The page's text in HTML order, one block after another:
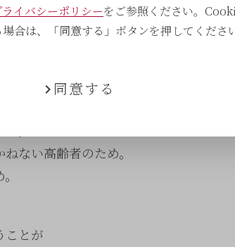
うか。
のため。
。
ない高齢者のため。
ことが
ライバシーポリシーをご参照ください。
合は、「同意する」ボタンを押してください
同意する